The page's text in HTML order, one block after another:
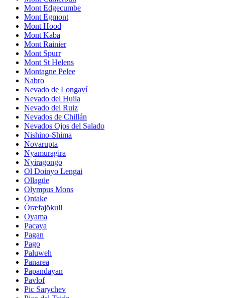
Mont Edgecumbe
Mont Egmont
Mont Hood
Mont Kaba
Mont Rainier
Mont Spurr
Mont St Helens
Montagne Pelee
Nabro
Nevado de Longaví
Nevado del Huila
Nevado del Ruiz
Nevados de Chillán
Nevados Ojos del Salado
Nishino-Shima
Novarupta
Nyamuragira
Nyiragongo
Ol Doinyo Lengai
Ollagüe
Olympus Mons
Ontake
Öræfajökull
Oyama
Pacaya
Pagan
Pago
Paluweh
Panarea
Papandayan
Pavlof
Pic Sarychev